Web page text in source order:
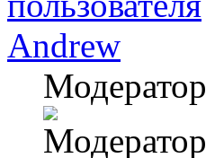
Andrew
Модератор